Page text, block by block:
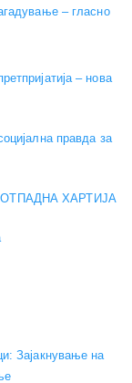
– гласно
– нова
правда за
ХАРТИЈА
Зајакнување на